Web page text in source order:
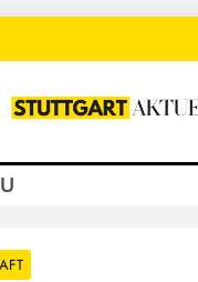
Stuttgart